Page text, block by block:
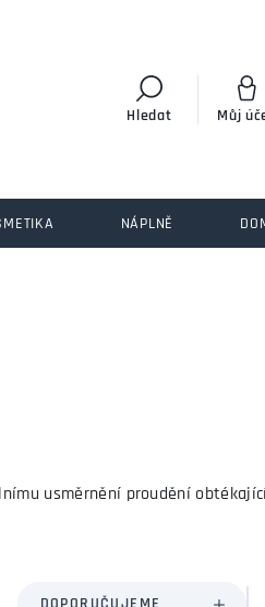
Hledat Můj
NÁPLNĚ
usměrnění proudění
DOPORUČUJEME